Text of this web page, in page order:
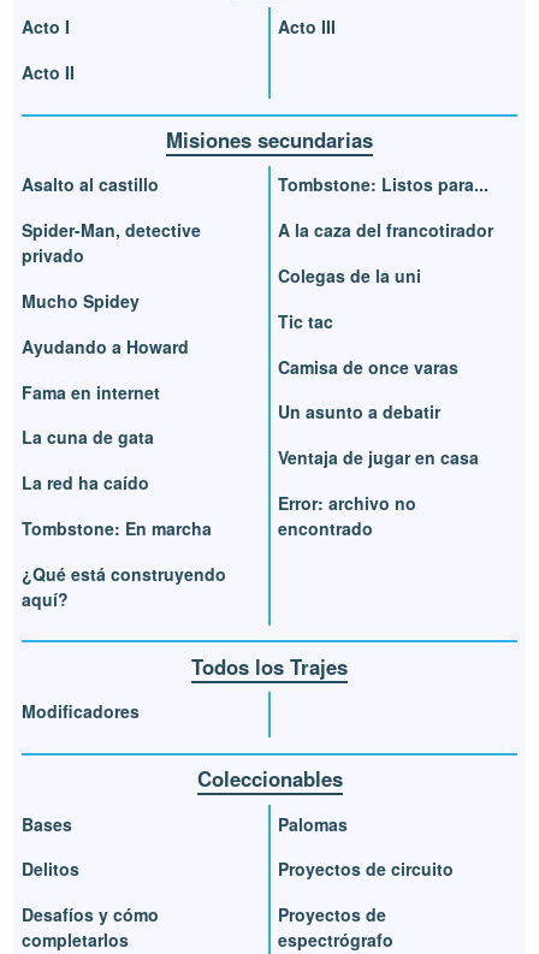
Acto I
Acto II
Acto III
Misiones secundarias
Asalto al castillo
Spider-Man, detective
privado
Mucho Spidey
Ayudando a Howard
Fama en internet
La cuna de gata
La red ha caído
Tombstone: En marcha
¿Qué está construyendo
aquí?
Tombstone: Listos para...
A la caza del francotirador
Colegas de la uni
Tic tac
Camisa de once varas
Un asunto a debatir
Ventaja de jugar en casa
Error: archivo no
encontrado
Todos los Trajes
Modificadores
Coleccionables
Bases
Delitos
Desafíos y cómo
completarlos
Palomas
Proyectos de circuito
Proyectos de
espectrógrafo